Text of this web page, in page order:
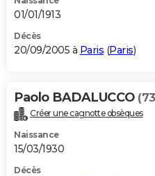
01/01/1913
Décès
20/09/2005 à Paris (Paris)
Paolo BADALUCCO
Créer une cagnotte obsèques
Naissance
15/03/1930
Décès